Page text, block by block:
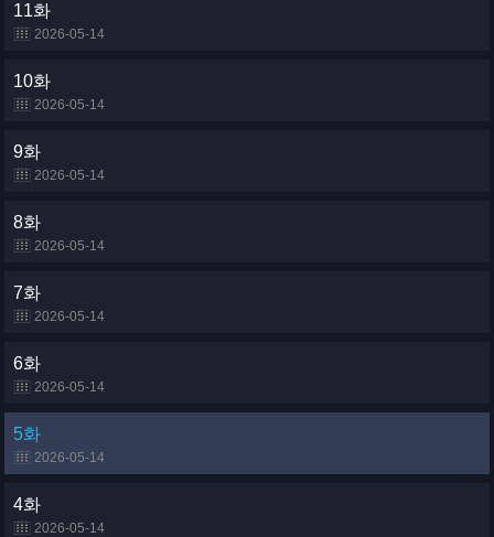
11화
2026-05-14
10화
2026-05-14
9화
2026-05-14
8화
2026-05-14
7화
2026-05-14
6화
2026-05-14
5화
2026-05-14
4화
2026-05-14